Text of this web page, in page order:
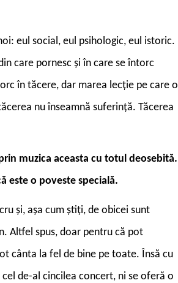
eul social, eul psihologic, eul istoric.
care pornesc și în care se întorc
în tăcere, dar marea lecție pe care o
nu înseamnă suferință. Tăcerea
muzica aceasta cu totul deosebită.
este o poveste specială.
și, așa cum știți, de obicei sunt
Altfel spus, doar pentru că pot
cânta la fel de bine pe toate. Însă cu
de-al cincilea concert, ni se oferă o